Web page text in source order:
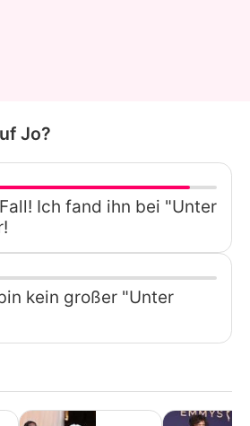
Jo?
Ich fand ihn bei "Unter
kein großer "Unter